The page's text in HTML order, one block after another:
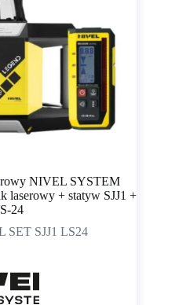
NIVEL SYSTEM
+ statyw SJJ1 +
24
SJJ1 LS24